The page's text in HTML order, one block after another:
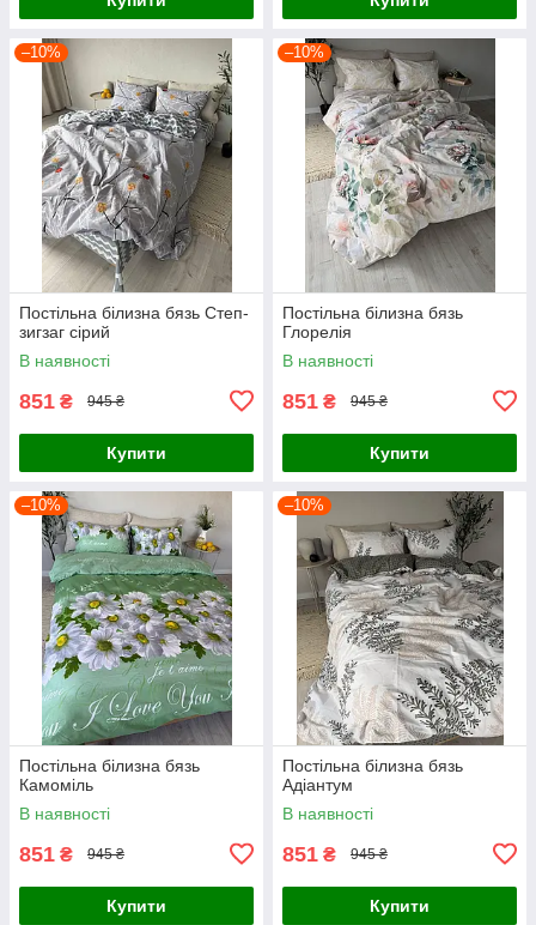
–10%
Постільна білизна бязь Степ-
зигзаг сірий
В наявності
851 ₴ 945 ₴
Купити
–10%
Постільна білизна бязь
Глорелія
В наявності
851 ₴ 945 ₴
Купити
–10%
Постільна білизна бязь
Камоміль
В наявності
851 ₴ 945 ₴
Купити
–10%
Постільна білизна бязь
Адіантум
В наявності
851 ₴ 945 ₴
Купити